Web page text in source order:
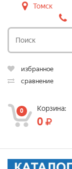
Томск
избранное
сравнение
0 Корзина:
0